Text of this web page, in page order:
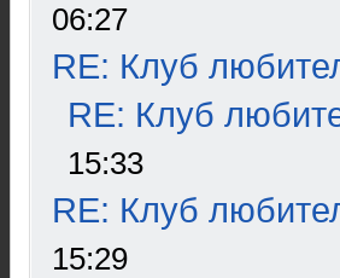
06:27
RE: Клуб
RE: Клуб
15:33
RE: Клуб
15:29